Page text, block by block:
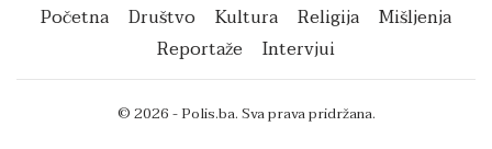
Početna Društvo Kultura Religija
Mišljenja
Reportaže
Intervjui
© 2026 - Polis.ba. Sva prava pridržana.